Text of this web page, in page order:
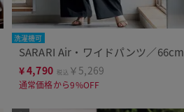
洗濯機可
SARARI Air・ワイドパンツ／66cm
¥4,790 税込 ￥5,269
通常価格から9%OFF